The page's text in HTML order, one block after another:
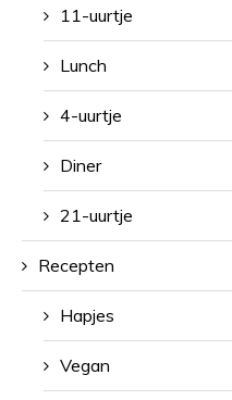
11-uurtje
Lunch
4-uurtje
Diner
21-uurtje
Recepten
Hapjes
Vegan